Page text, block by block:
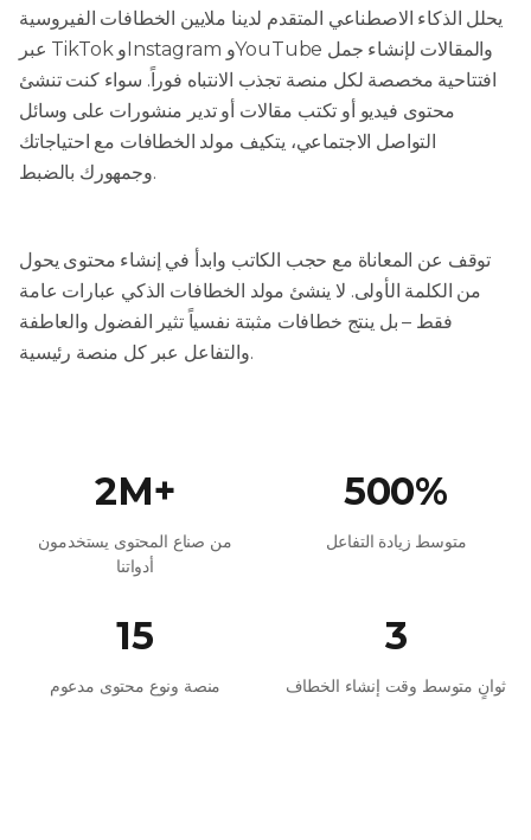
يحلل الذكاء الاصطناعي المتقدم لدينا ملايين الخطافات الفيروسية
عبر TikTok وInstagram وYouTube والمقالات لإنشاء جمل
افتتاحية مخصصة لكل منصة تجذب الانتباه فوراً. سواء كنت تنشئ
محتوى فيديو أو تكتب مقالات أو تدير منشورات على وسائل
التواصل الاجتماعي، يتكيف مولد الخطافات مع احتياجاتك
وجمهورك بالضبط.
توقف عن المعاناة مع حجب الكاتب وابدأ في إنشاء محتوى يحول
من الكلمة الأولى. لا ينشئ مولد الخطافات الذكي عبارات عامة
فقط – بل ينتج خطافات مثبتة نفسياً تثير الفضول والعاطفة
والتفاعل عبر كل منصة رئيسية.
2M+
من صناع المحتوى يستخدمون
أدواتنا
500%
متوسط زيادة التفاعل
15
منصة ونوع محتوى مدعوم
3
ثوانٍ متوسط وقت إنشاء الخطاف